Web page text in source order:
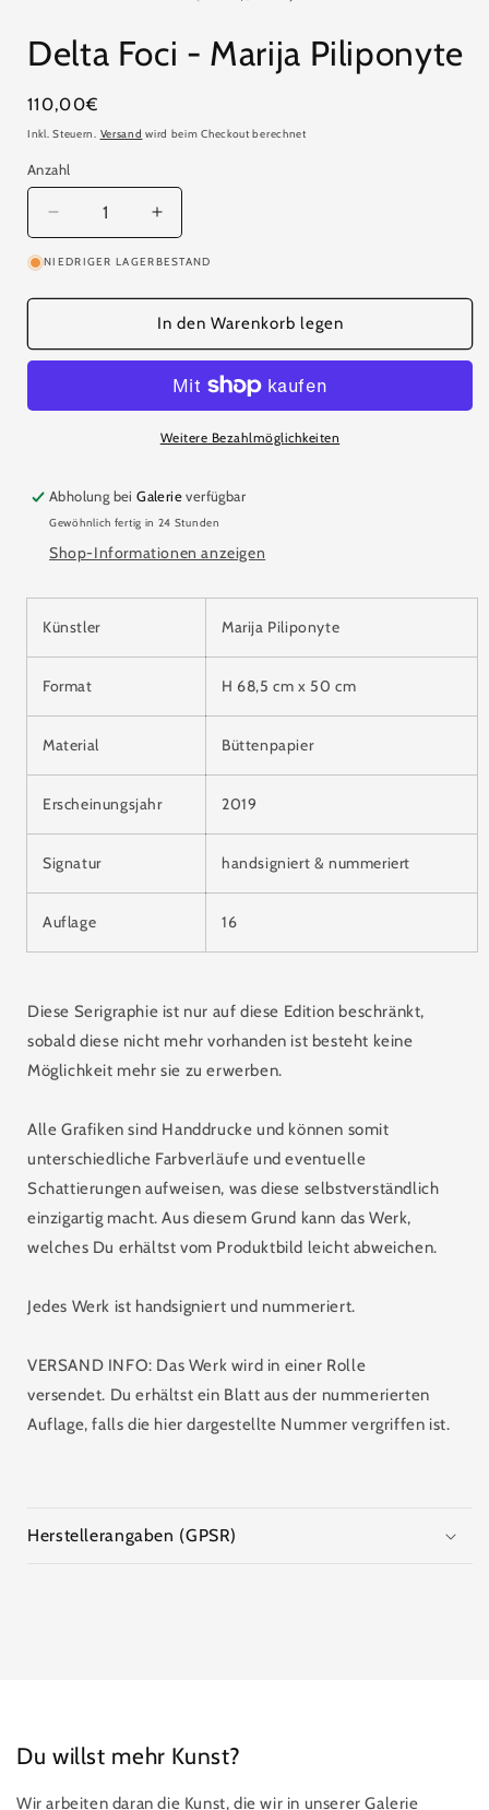
Delta Foci - Marija Piliponyte
Normaler
Preis
110,00€
Inkl. Steuern. Versand wird beim Checkout berechnet
Anzahl
Anzahl
Verringere
die
Menge
-
Erhöhe
die
Menge
Delta
Foci
-
Marija
NIEDRIGER LAGERBESTAND
In den Warenkorb legen
Weitere Bezahlmöglichkeiten
Abholung beiGalerieverfügbar
Gewöhnlich fertig in 24 Stunden
Shop-Informationen anzeigen
Künstler Marija Piliponyte
Format H 68,5 cm x 50 cm
Material Büttenpapier
Erscheinungsjahr 2019
Signatur handsigniert & nummeriert
Auflage 16
Diese Serigraphie ist nur auf diese Edition beschränkt,
sobald diese nicht mehr vorhanden ist besteht keine
Möglichkeit mehr sie zu erwerben.
Alle Grafiken sind Handdrucke und können somit
unterschiedliche Farbverläufe und eventuelle
Schattierungen aufweisen, was diese selbstverständlich
einzigartig macht. Aus diesem Grund kann das Werk,
welches Du erhältst vom Produktbild leicht abweichen.
Jedes Werk ist handsigniert und nummeriert.
VERSAND INFO: Das Werk wird in einer Rolle
versendet. Du erhältst ein Blatt aus der nummerierten
Auflage, falls die hier dargestellte Nummer vergriffen ist.
Herstellerangaben (GPSR)
Du willst mehr Kunst?
Wir arbeiten daran die Kunst, die wir in unserer Galerie